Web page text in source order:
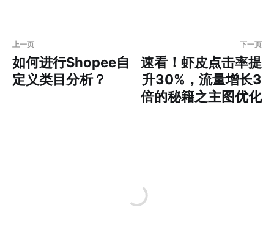
上一页
如何进行Shopee自
定义类目分析？
下一页
速看！虾皮点击率提
升30%，流量增长3
倍的秘籍之主图优化